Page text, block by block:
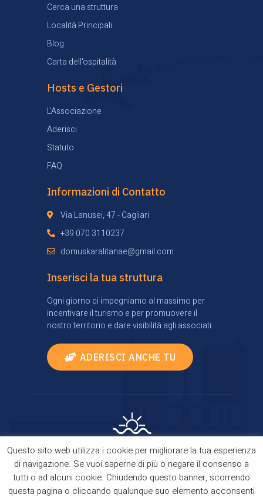
Cerca una struttura
Località Principali
Blog
Carta dell'ospitalità
Hosts e Gestori
L'Associazione
Aderisci
Statuto
FAQ
Informazioni di Contatto
Via Lanusei, 47 - Cagliari
+39 070 3110237
domuskaralitanae@gmail.com
Inserisci la tua struttura
Ogni giorno ci impegniamo al massimo per
incentivare il turismo e per promuovere il
nostro territorio e dare visibilità agli associati.
ADERISCI ANCHE TU
Privacy Policy| Cookie Policy| Comes true thanks
toTourismBrain
Copyright © 2021 Domus Kalaritanae. All Rights
Reserved.
Questo sito web utilizza i cookie per migliorare la tua esperienza
di navigazione. Se vuoi saperne di più o negare il consenso a
tutti o ad alcuni cookie. Chiudendo questo banner, scorrendo
questa pagina o cliccando qualunque suo elemento acconsenti